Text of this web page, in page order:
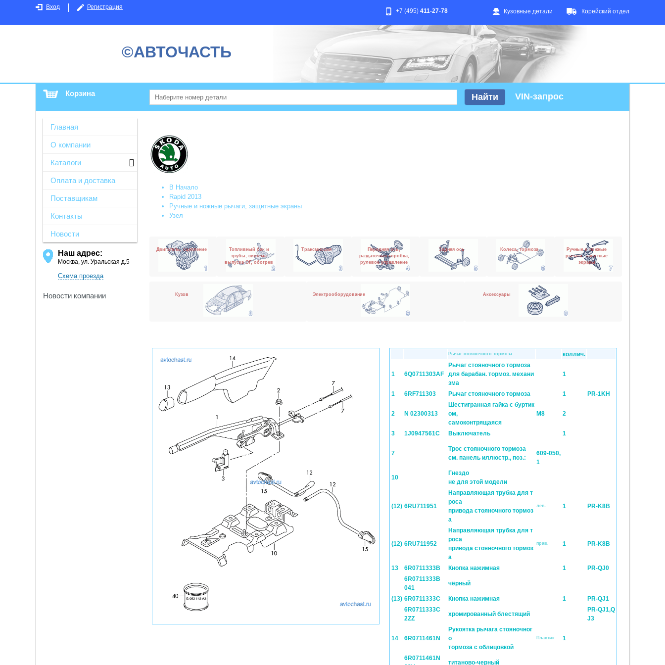
Вход Регистрация
Кузовные детали Корейский отдел
+7 (495) 411-27-78
©АВТОЧАСТЬ
Корзина VIN-запрос
Главная
О компании
Каталоги
Оплата и доставка
Поставщикам
Контакты
Новости
Наш адрес:
Москва, ул. Уральская д.5
Схема проезда
Новости компании
В Начало
Rapid 2013
Ручные и ножные рычаги, защитные экраны
Узел
Двигатель, сцепление
Топливный бак и
трубы, система
выпуска ОГ, обогрев
Трансмиссия
Передняя ось,
раздаточная коробка,
рулевое управление
Задняя ось Колеса, тормоза
Ручные и ножные
рычаги, защитные
экраны
Кузов Электрооборудование Аксессуары
Рычаг стояночного тормоза коллич.
1 6Q0711303AF
Рычаг стояночного тормоза
для барабан. тормоз. механи
зма
1
1 6RF711303 Рычаг стояночного тормоза 1 PR-1KH
2 N 02300313
Шестигранная гайка с буртик
ом,
самоконтрящаяся
M8 2
3 1J0947561C Выключатель 1
7
Трос стояночного тормоза
см. панель иллюстр., поз.:
609-050,
1
10
Гнездо
не для этой модели
(12) 6RU711951
Направляющая трубка для т
роса
привода стояночного тормоз
а
лев. 1 PR-K8B
(12) 6RU711952
Направляющая трубка для т
роса
привода стояночного тормоз
а
прав. 1 PR-K8B
13 6R0711333B Кнопка нажимная 1
PR-QJ0
6R0711333B
041
чёрный
(13) 6R0711333C Кнопка нажимная 1
PR-QJ1
6R0711333C
2ZZ
хромированный блестящий
PR-QJ1,Q
J3
14 6R0711461N
Pукоятка рычага стояночног
о
тормоза с облицовкой
Пластик 1
6R0711461N
титаново-черный